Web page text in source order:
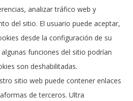
analizar tráfico web y
del sitio. El usuario puede aceptar,
desde la configuración de su
funciones del sitio podrían
son deshabilitadas.
sitio web puede contener enlaces
de terceros. Ultra